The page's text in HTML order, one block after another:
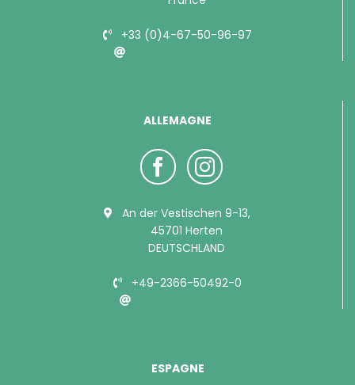
+33 (0)4-67-50-96-97
ALLEMAGNE
An der Vestischen 9-13,
45701 Herten
DEUTSCHLAND
+49-2366-50492-0
ESPAGNE